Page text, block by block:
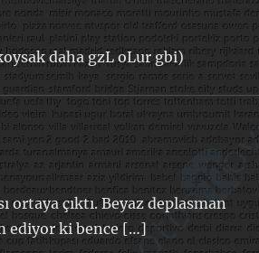
daha gzL oLur gbi)
ortaya çıktı. Beyaz deplasman
ediyor ki bence […]